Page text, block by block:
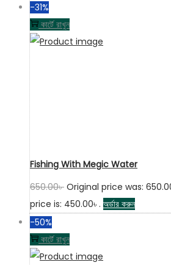
-31%
কার্টে রাখুন
Fishing With Megic Water
650.00৳ Original price was:
price is: 450.00৳ . অর্ডার করুন
-50%
কার্টে রাখুন